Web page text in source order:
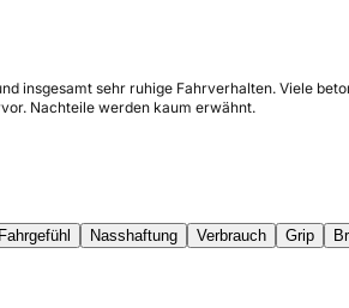
insgesamt sehr ruhige Fahrverhalten. Viele
Nachteile werden kaum erwähnt.
Fahrgefühl Nasshaftung Verbrauch Grip